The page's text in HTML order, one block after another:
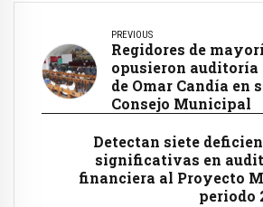
PREVIOUS
Regidores de
opusieron auditoría
de Omar Candía en
Consejo Municipal
Detectan siete
significativas en
financiera al Proyecto
periodo